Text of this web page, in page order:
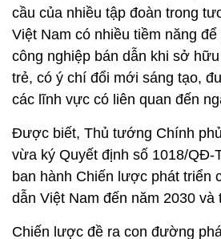
cầu của nhiều tập đoàn trong
Việt Nam có nhiều tiềm năng
công nghiệp bán dẫn khi sở
trẻ, có ý chí đổi mới sáng tạo,
các lĩnh vực có liên quan đến
Được biết, Thủ tướng Chính
vừa ký Quyết định số 1018/QĐ-
ban hành Chiến lược phát triển
dẫn Việt Nam đến năm 2030 và
Chiến lược đề ra con đường